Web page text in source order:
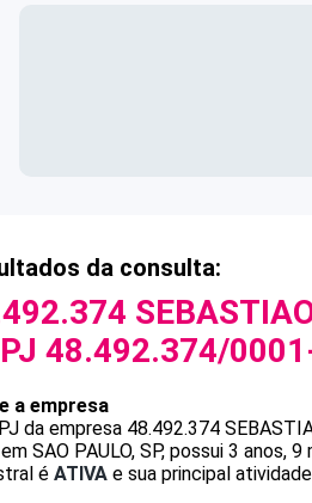
da consulta:
48.492.374/
a empresa
da empresa 48.492.374
SAO PAULO, SP, possui 3
é ATIVA e sua principal